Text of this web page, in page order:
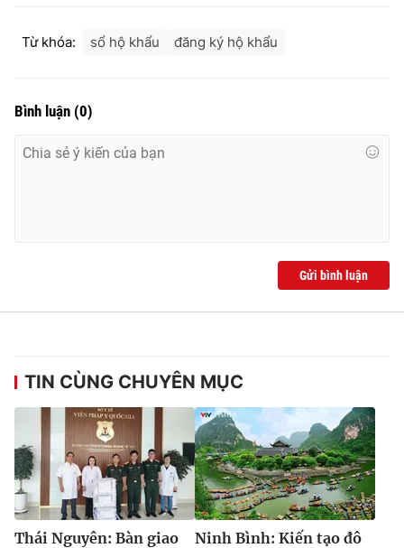
Email:toasoan@vtv.vn
Từ khóa: sổ hộ khẩu đăng ký hộ khẩu
Bình luận (0)
Gửi bình luận
TIN CÙNG CHUYÊN MỤC
Thái Nguyên: Bàn giao
Ninh Bình: Kiến tạo đô